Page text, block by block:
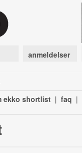
anmeldelser
ekko shortlist | faq |